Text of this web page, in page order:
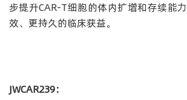
步提升CAR-T细胞的体内扩增和存续能
效、更持久的临床获益。
JWCAR239：